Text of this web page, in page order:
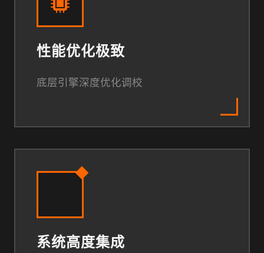
性能优化极致
底层引擎深度优化调校
系统高度集成